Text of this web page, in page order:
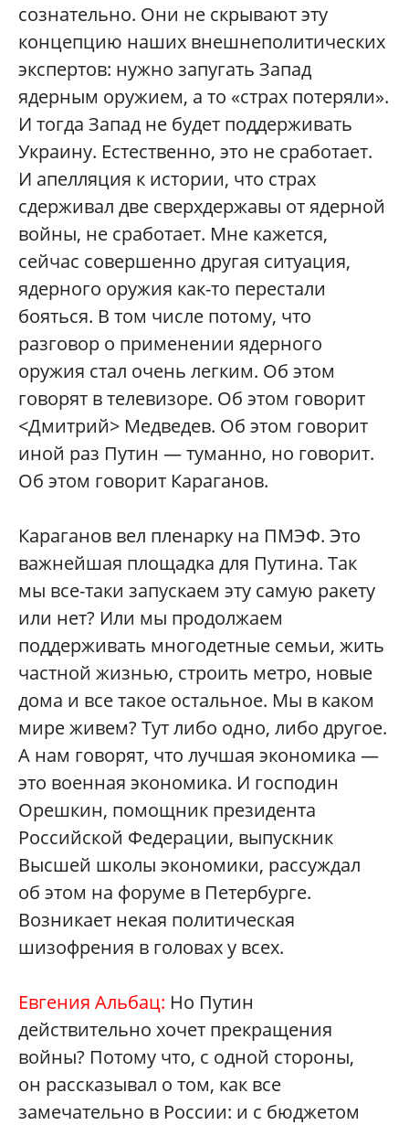
сознательно. Они не скрывают эту
концепцию наших внешнеполитических
экспертов: нужно запугать Запад
ядерным оружием, а то «страх потеряли».
И тогда Запад не будет поддерживать
Украину. Естественно, это не сработает.
И апелляция к истории, что страх
сдерживал две сверхдержавы от ядерной
войны, не сработает. Мне кажется,
сейчас совершенно другая ситуация,
ядерного оружия как-то перестали
бояться. В том числе потому, что
разговор о применении ядерного
оружия стал очень легким. Об этом
говорят в телевизоре. Об этом говорит
<Дмитрий> Медведев. Об этом говорит
иной раз Путин — туманно, но говорит.
Об этом говорит Караганов.
Караганов вел пленарку на ПМЭФ. Это
важнейшая площадка для Путина. Так
мы все-таки запускаем эту самую ракету
или нет? Или мы продолжаем
поддерживать многодетные семьи, жить
частной жизнью, строить метро, новые
дома и все такое остальное. Мы в каком
мире живем? Тут либо одно, либо другое.
А нам говорят, что лучшая экономика —
это военная экономика. И господин
Орешкин, помощник президента
Российской Федерации, выпускник
Высшей школы экономики, рассуждал
об этом на форуме в Петербурге.
Возникает некая политическая
шизофрения в головах у всех.
Евгения Альбац: Но Путин
действительно хочет прекращения
войны? Потому что, с одной стороны,
он рассказывал о том, как все
замечательно в России: и с бюджетом